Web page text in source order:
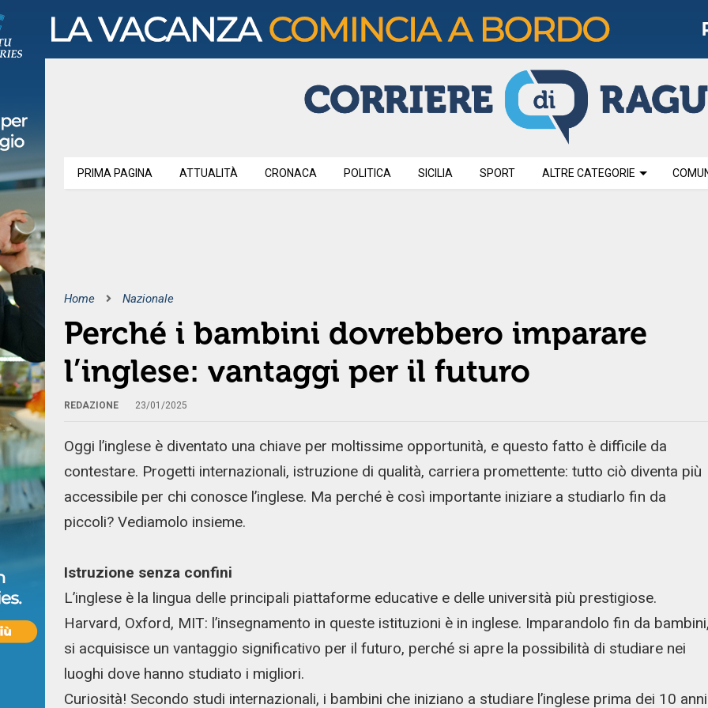
PRIMA PAGINA ATTUALITÀ CRONACA POLITICA SICILIA SPORT ALTRE CATEGORIE
Home Nazionale
Perché i bambini dovrebbero imparare
l’inglese: vantaggi per il futuro
REDAZIONE 23/01/2025
Oggi l’inglese è diventato una chiave per moltissime opportunità, e questo fatto è difficile da
contestare. Progetti internazionali, istruzione di qualità, carriera promettente: tutto ciò diventa più
accessibile per chi conosce l’inglese. Ma perché è così importante iniziare a studiarlo fin da
piccoli? Vediamolo insieme.
Istruzione senza confini
L’inglese è la lingua delle principali piattaforme educative e delle università più prestigiose.
Harvard, Oxford, MIT: l’insegnamento in queste istituzioni è in inglese. Imparandolo fin da
si acquisisce un vantaggio significativo per il futuro, perché si apre la possibilità di studiare nei
luoghi dove hanno studiato i migliori.
Curiosità! Secondo studi internazionali, i bambini che iniziano a studiare l’inglese prima dei 10 anni